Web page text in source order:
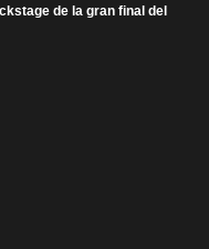
de la gran final del